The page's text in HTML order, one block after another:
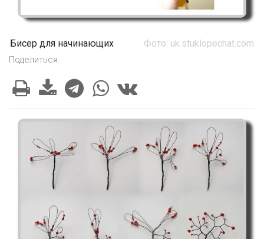
Бисер для начинающих Фото: uk.stuklopechat.com
Поделиться: